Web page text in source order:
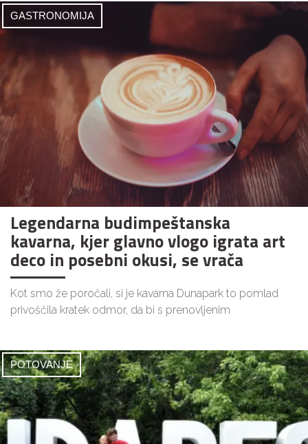
GASTRONOMIJA
Legendarna budimpeštanska
kavarna, kjer glavno vlogo igrata art
deco in posebni okusi, se vrača
Kot smo že poročali, si je kavarna Dunapark to pomlad
privoščila kratek odmor, da bi s prenovljenim
POTOVANJE